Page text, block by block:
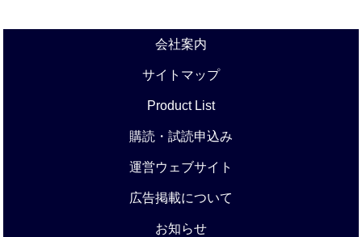
会社案内
サイトマップ
Product List
購読・試読申込み
運営ウェブサイト
広告掲載について
お知らせ